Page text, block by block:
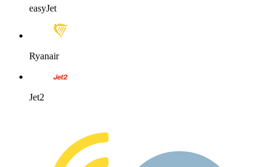
easyJet
Ryanair
Jet2